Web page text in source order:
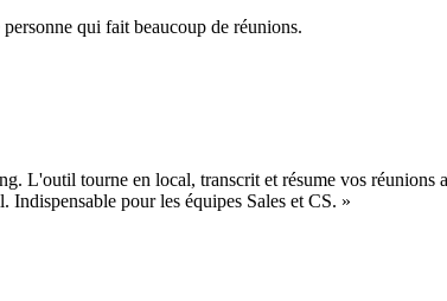
qui fait beaucoup de réunions.
L'outil tourne en local, transcrit et résume vos
Indispensable pour les équipes Sales et CS. »